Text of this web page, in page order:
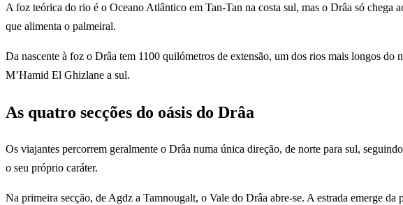
A foz teórica do rio é o Oceano Atlântico em Tan-Tan na costa sul, mas o Drâa só chega
que alimenta o palmeiral.
Da nascente à foz o Drâa tem 1100 quilómetros de extensão, um dos rios mais longos
M’Hamid El Ghizlane a sul.
As quatro secções do oásis do Drâa
Os viajantes percorrem geralmente o Drâa numa única direção, de norte para sul,
o seu próprio caráter.
Na primeira secção, de Agdz a Tamnougalt, o Vale do Drâa abre-se. A estrada emerge